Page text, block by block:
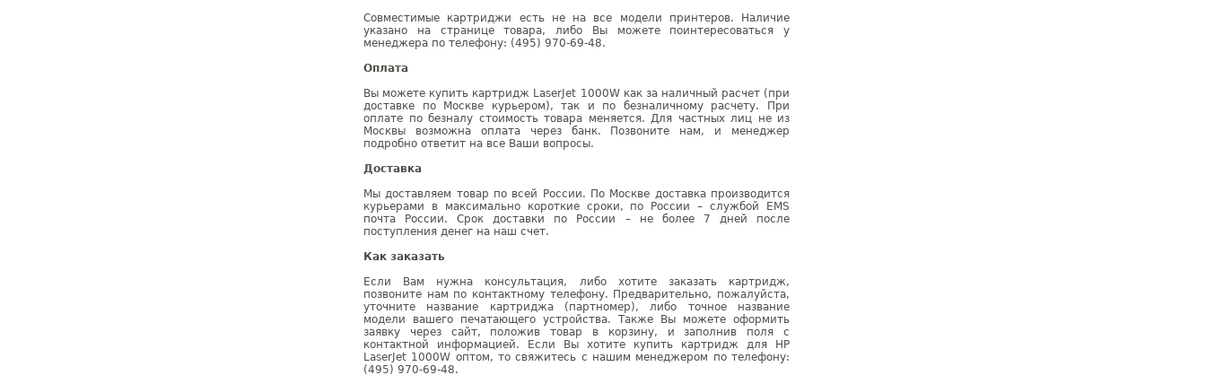
Совместимые картриджи есть не на все модели принтеров. Наличие
указано на странице товара, либо Вы можете поинтересоваться у
менеджера по телефону: (495) 970-69-48.
Оплата
Вы можете купить картридж LaserJet 1000W как за наличный расчет (при
доставке по Москве курьером), так и по безналичному расчету. При
оплате по безналу стоимость товара меняется. Для частных лиц не из
Москвы возможна оплата через банк. Позвоните нам, и менеджер
подробно ответит на все Ваши вопросы.
Доставка
Мы доставляем товар по всей России. По Москве доставка производится
курьерами в максимально короткие сроки, по России – службой EMS
почта России. Срок доставки по России – не более 7 дней после
поступления денег на наш счет.
Как заказать
Если Вам нужна консультация, либо хотите заказать картридж,
позвоните нам по контактному телефону. Предварительно, пожалуйста,
уточните название картриджа (партномер), либо точное название
модели вашего печатающего устройства. Также Вы можете оформить
заявку через сайт, положив товар в корзину, и заполнив поля с
контактной информацией. Если Вы хотите купить картридж для HP
LaserJet 1000W оптом, то свяжитесь с нашим менеджером по телефону:
(495) 970-69-48.